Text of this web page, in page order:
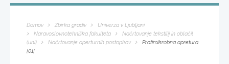
Domov Zbirka gradiv
Univerza v Ljubljani
Naravoslovnotehniška fakulteta
Načrtovanje tekstilij in oblačil
(uni)
Načrtovanje aperturnih postopkov
Protimikrobna apretura
[01]